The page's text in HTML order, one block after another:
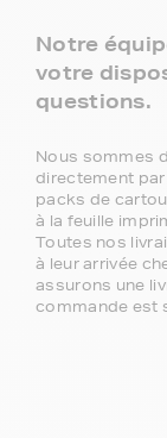
Notre
votre
questions.
Nous sommes
directement par
packs de
à la feuille
Toutes nos
à leur arrivée
assurons une
commande est